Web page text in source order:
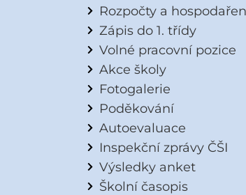
Rozpočty a
Zápis do 1. třídy
Volné pracovní pozice
Akce školy
Fotogalerie
Poděkování
Autoevaluace
Inspekční zprávy ČŠI
Výsledky anket
Školní časopis